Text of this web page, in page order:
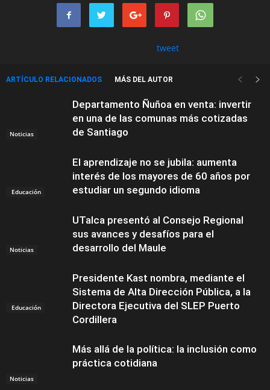
tweet
ARTÍCULO RELACIONADOS MÁS DEL AUTOR
Noticias
Departamento Ñuñoa en venta: invertir
en una de las comunas más cotizadas
de Santiago
Educación
El aprendizaje no se jubila: aumenta
interés de los mayores de 60 años por
estudiar un segundo idioma
Noticias
UTalca presentó al Consejo Regional
sus avances y desafíos para el
desarrollo del Maule
Educación
Presidente Kast nombra, mediante el
Sistema de Alta Dirección Pública, a la
Directora Ejecutiva del SLEP Puerto
Cordillera
Noticias
Más allá de la política: la inclusión como
práctica cotidiana